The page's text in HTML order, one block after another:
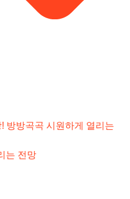
방방곡곡 시원하게 열리는
는 전망